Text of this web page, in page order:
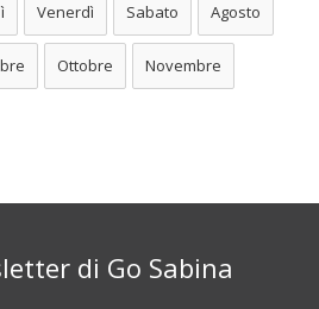
Venerdì Sabato Agosto
Ottobre Novembre
di Go Sabina